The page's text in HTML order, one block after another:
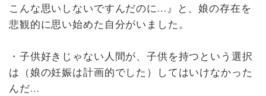
こんな思いしないですんだのに…』と、娘の存在を
悲観的に思い始めた自分がいました。
・子供好きじゃない人間が、子供を持つという選択
は（娘の妊娠は計画的でした）してはいけなかった
んだ…